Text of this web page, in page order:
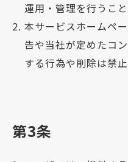
運用・管理を行うこと
本サービスホームペ
告や当社が定めたコ
する行為や削除は禁止
第3条